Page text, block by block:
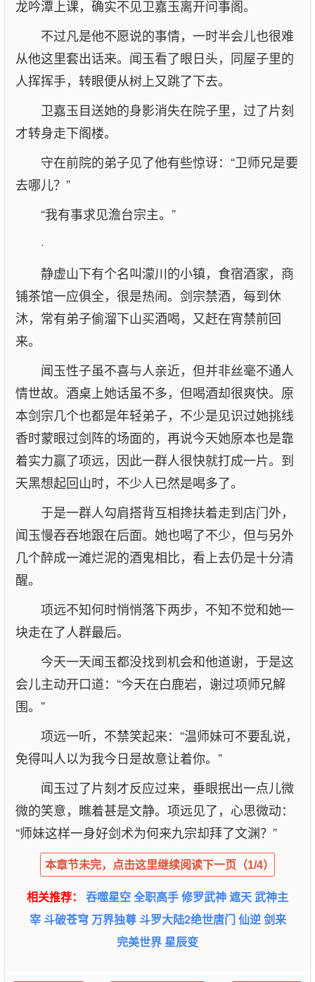
龙吟潭上课，确实不见卫嘉玉离开问事阁。
不过凡是他不愿说的事情，一时半会儿也很难
从他这里套出话来。闻玉看了眼日头，同屋子里的
人挥挥手，转眼便从树上又跳了下去。
卫嘉玉目送她的身影消失在院子里，过了片刻
才转身走下阁楼。
守在前院的弟子见了他有些惊讶：“卫师兄是要
去哪儿？”
“我有事求见澹台宗主。”
·
静虚山下有个名叫濛川的小镇，食宿酒家，商
铺茶馆一应俱全，很是热闹。剑宗禁酒，每到休
沐，常有弟子偷溜下山买酒喝，又赶在宵禁前回
来。
闻玉性子虽不喜与人亲近，但并非丝毫不通人
情世故。酒桌上她话虽不多，但喝酒却很爽快。原
本剑宗几个也都是年轻弟子，不少是见识过她挑线
香时蒙眼过剑阵的场面的，再说今天她原本也是靠
着实力赢了项远，因此一群人很快就打成一片。到
天黑想起回山时，不少人已然是喝多了。
于是一群人勾肩搭背互相搀扶着走到店门外，
闻玉慢吞吞地跟在后面。她也喝了不少，但与另外
几个醉成一滩烂泥的酒鬼相比，看上去仍是十分清
醒。
项远不知何时悄悄落下两步，不知不觉和她一
块走在了人群最后。
今天一天闻玉都没找到机会和他道谢，于是这
会儿主动开口道：“今天在白鹿岩，谢过项师兄解
围。”
项远一听，不禁笑起来：“温师妹可不要乱说，
免得叫人以为我今日是故意让着你。”
闻玉过了片刻才反应过来，垂眼抿出一点儿微
微的笑意，瞧着甚是文静。项远见了，心思微动：
“师妹这样一身好剑术为何来九宗却拜了文渊？”
本章节未完，点击这里继续阅读下一页（1/4）
相关推荐： 吞噬星空全职高手修罗武神遮天武神主
宰 斗破苍穹 万界独尊 斗罗大陆2绝世唐门仙逆剑来
完美世界星辰变